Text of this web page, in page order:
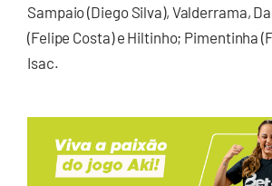
Sampaio (Diego Silva), Valderrama,
(Felipe Costa) e Hiltinho; Pimentinha
Isac.